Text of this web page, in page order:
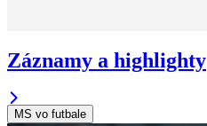
Záznamy a highlighty
MS vo futbale